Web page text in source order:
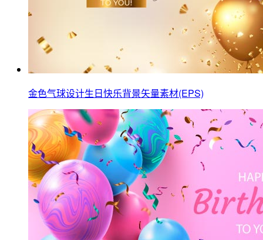
金色气球设计生日快乐背景矢量素材(EPS)